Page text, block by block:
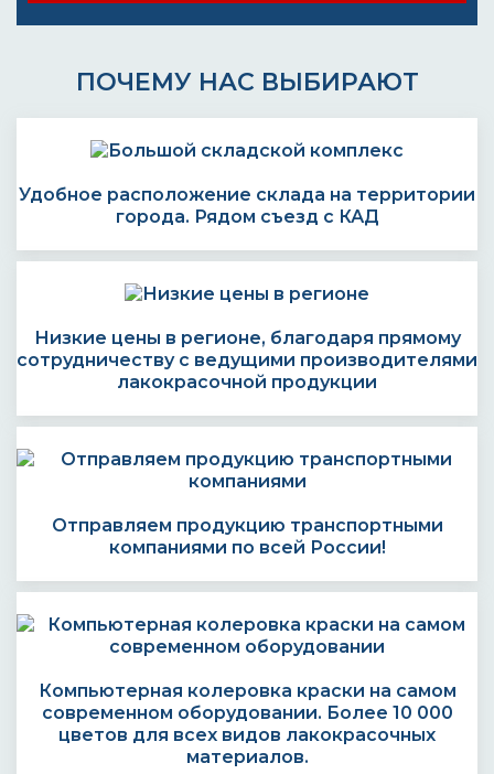
ПОЧЕМУ НАС ВЫБИРАЮТ
Удобное расположение склада на территории
города. Рядом съезд с КАД
Низкие цены в регионе, благодаря прямому
сотрудничеству с ведущими производителями
лакокрасочной продукции
Отправляем продукцию транспортными
компаниями по всей России!
Компьютерная колеровка краски на самом
современном оборудовании. Более 10 000
цветов для всех видов лакокрасочных
материалов.